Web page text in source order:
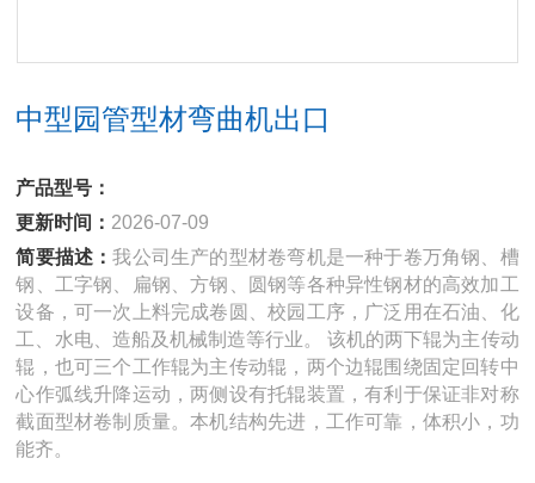
中型园管型材弯曲机出口
产品型号：
更新时间： 2026-07-09
简要描述：我公司生产的型材卷弯机是一种于卷万角钢、槽
钢、工字钢、扁钢、方钢、圆钢等各种异性钢材的高效加工
设备，可一次上料完成卷圆、校园工序，广泛用在石油、化
工、水电、造船及机械制造等行业。 该机的两下辊为主传动
辊，也可三个工作辊为主传动辊，两个边辊围绕固定回转中
心作弧线升降运动，两侧设有托辊装置，有利于保证非对称
截面型材卷制质量。本机结构先进，工作可靠，体积小，功
能齐。